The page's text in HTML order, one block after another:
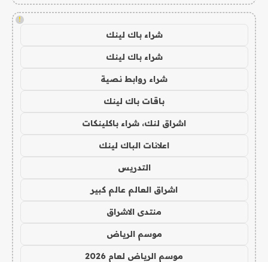
!
شراء باك لينك
شراء باك لينك
شراء روابط نصية
باقات باك لينك
اشراق لنك، شراء باكلينكات
اعلانات الباك لينك
التدريس
اشراق العالم عالم كبير
منتدى الاشراق
موسم الرياض
موسم الرياض لعام 2026